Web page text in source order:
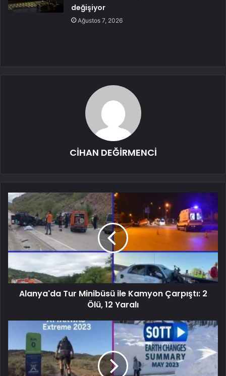
değişiyor
Ağustos 7, 2026
CİHAN DEĞİRMENCİ
Alanya'da Tur Minibüsü ile Kamyon Çarpıştı: 2
Ölü, 12 Yaralı